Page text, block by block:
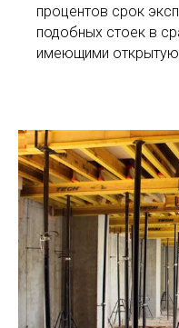
процентов срок
подобных стоек в
имеющими открытую